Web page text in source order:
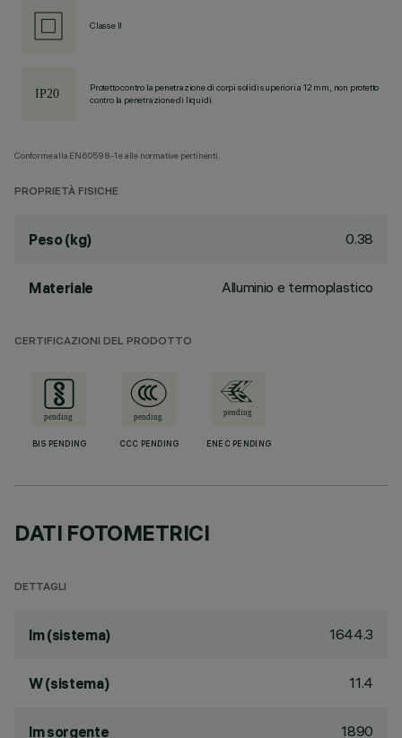
Classe II
Protetto contro la penetrazione di corpi solidi superiori a 12 mm, non protetto
contro la penetrazione di liquidi.
Conforme alla EN60598-1 e alle normative pertinenti.
PROPRIETÀ FISICHE
Peso (kg) 0.38
Materiale Alluminio e termoplastico
CERTIFICAZIONI DEL PRODOTTO
BIS PENDING CCC PENDING ENEC PENDING
DATI FOTOMETRICI
DETTAGLI
lm (sistema) 1644.3
W (sistema) 11.4
lm sorgente 1890